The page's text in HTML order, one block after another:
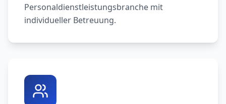
Personaldienstleistungsbranche mit
individueller Betreuung.